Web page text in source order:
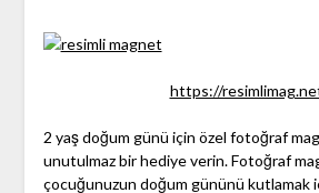
https://
2 yaş doğum günü için özel fotoğraf
unutulmaz bir hediye verin. Fotoğraf
çocuğunuzun doğum gününü kutlamak